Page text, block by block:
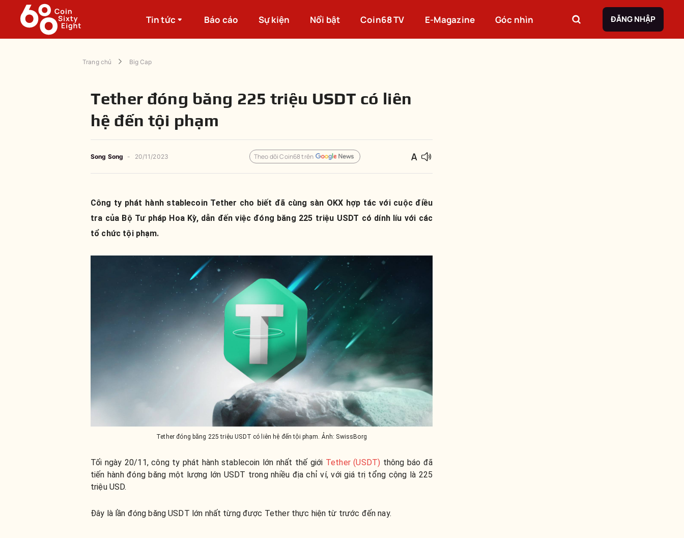
Tin tức Báo cáo Sự kiện Nổi bật Coin68 TV E-Magazine Góc nhìn ĐĂNG NHẬP
Trang chủ Big Cap
Tether đóng băng 225 triệu USDT có liên
hệ đến tội phạm
Song Song - 20/11/2023 Theo dõi Coin68 trên
Công ty phát hành stablecoin Tether cho biết đã cùng sàn OKX hợp tác với cuộc điều
tra của Bộ Tư pháp Hoa Kỳ, dẫn đến việc đóng băng 225 triệu USDT có dính líu với các
tổ chức tội phạm.
Tether đóng băng 225 triệu USDT có liên hệ đến tội phạm. Ảnh: SwissBorg
Tối ngày 20/11, công ty phát hành stablecoin lớn nhất thế giới Tether (USDT) thông báo đã
tiến hành đóng băng một lượng lớn USDT trong nhiều địa chỉ ví, với giá trị tổng cộng là 225
triệu USD.
Đây là lần đóng băng USDT lớn nhất từng được Tether thực hiện từ trước đến nay.